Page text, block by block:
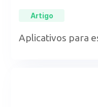
Artigo
Aplicativos para